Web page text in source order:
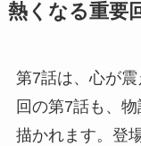
熱くなる重要
第7話は、心が
回の第7話も、
描かれます。登